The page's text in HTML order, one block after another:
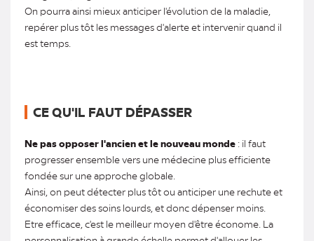
On pourra ainsi mieux anticiper l'évolution de la maladie,
repérer plus tôt les messages d'alerte et intervenir quand il
est temps.
CE QU'IL FAUT DÉPASSER
Ne pas opposer l'ancien et le nouveau monde : il faut
progresser ensemble vers une médecine plus efficiente
fondée sur une approche globale.
Ainsi, on peut détecter plus tôt ou anticiper une rechute et
économiser des soins lourds, et donc dépenser moins.
Etre efficace, c'est le meilleur moyen d'être économe. La